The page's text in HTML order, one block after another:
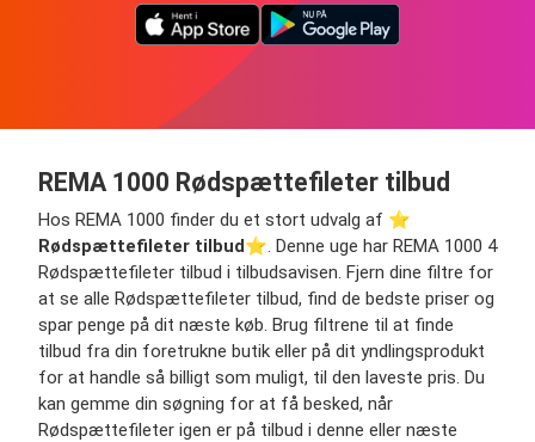
REMA 1000 Rødspættefileter tilbud
Hos REMA 1000 finder du et stort udvalg af ⭐️
Rødspættefileter tilbud⭐️. Denne uge har REMA 1000 4
Rødspættefileter tilbud i tilbudsavisen. Fjern dine filtre for
at se alle Rødspættefileter tilbud, find de bedste priser og
spar penge på dit næste køb. Brug filtrene til at finde
tilbud fra din foretrukne butik eller på dit yndlingsprodukt
for at handle så billigt som muligt, til den laveste pris. Du
kan gemme din søgning for at få besked, når
Rødspættefileter igen er på tilbud i denne eller næste